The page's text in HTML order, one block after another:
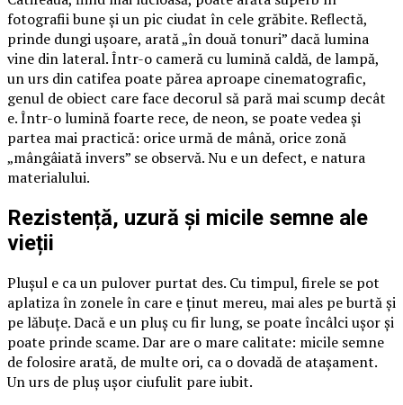
fotografii bune și un pic ciudat în cele grăbite. Reflectă,
prinde dungi ușoare, arată „în două tonuri” dacă lumina
vine din lateral. Într-o cameră cu lumină caldă, de lampă,
un urs din catifea poate părea aproape cinematografic,
genul de obiect care face decorul să pară mai scump decât
e. Într-o lumină foarte rece, de neon, se poate vedea și
partea mai practică: orice urmă de mână, orice zonă
„mângâiată invers” se observă. Nu e un defect, e natura
materialului.
Rezistență, uzură și micile semne ale
vieții
Plușul e ca un pulover purtat des. Cu timpul, firele se pot
aplatiza în zonele în care e ținut mereu, mai ales pe burtă și
pe lăbuțe. Dacă e un pluș cu fir lung, se poate încâlci ușor și
poate prinde scame. Dar are o mare calitate: micile semne
de folosire arată, de multe ori, ca o dovadă de atașament.
Un urs de pluș ușor ciufulit pare iubit.